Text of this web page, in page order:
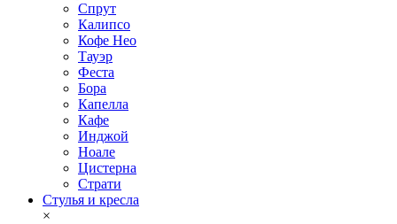
Спрут
Калипсо
Кофе Нео
Тауэр
Феста
Бора
Капелла
Кафе
Инджой
Ноале
Цистерна
Страти
Стулья и кресла
×